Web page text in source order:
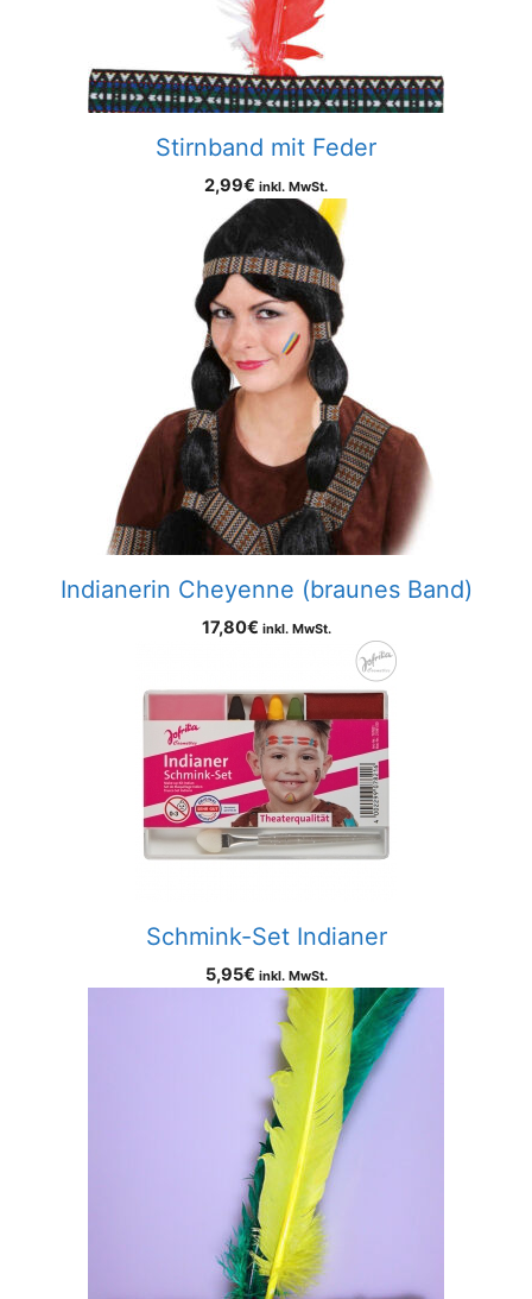
Stirnband mit Feder
2,99€ inkl. MwSt.
Indianerin Cheyenne (braunes Band)
17,80€ inkl. MwSt.
Schmink-Set Indianer
5,95€ inkl. MwSt.